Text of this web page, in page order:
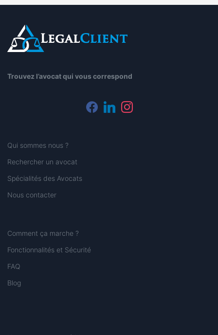
Trouvez l’avocat qui vous correspond
facebooklinkedininstagram
Qui sommes nous ?
Rechercher un avocat
Spécialités des Avocats
Nous contacter
Comment ça marche ?
Fonctionnalités et Sécurité
FAQ
Blog